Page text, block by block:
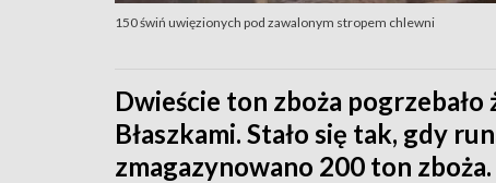
150 świń uwięzionych pod zawalonym stropem chlewni
Dwieście ton zboża
Błaszkami. Stało się tak, gdy
zmagazynowano 200 ton zboża.